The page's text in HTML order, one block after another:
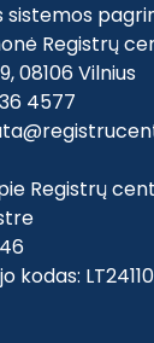
Registrų
08106 Vilnius
4577
Registrų
kodas: